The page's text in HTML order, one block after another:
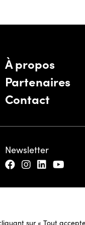
sur « Tout
À propos
Partenaires
Contact
Newsletter